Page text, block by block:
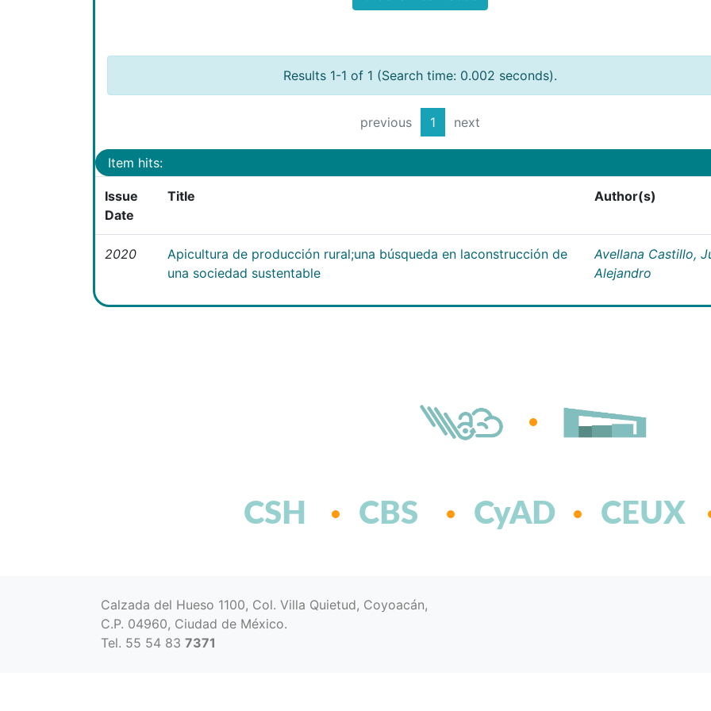
Results 1-1 of 1 (Search time: 0.002 seconds).
previous 1 next
Item hits:
Issue
Date
Title Author(s)
2020
Apicultura de producción rural;una búsqueda en laconstrucción de
una sociedad sustentable
Avellana Castillo,
Alejandro
CSH CBS CyAD CEUX
Calzada del Hueso 1100, Col. Villa Quietud, Coyoacán,
C.P. 04960, Ciudad de México.
Tel. 55 54 83 7371